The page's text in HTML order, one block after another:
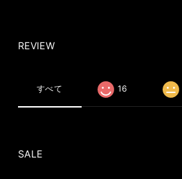
REVIEW
すべて 16
SALE